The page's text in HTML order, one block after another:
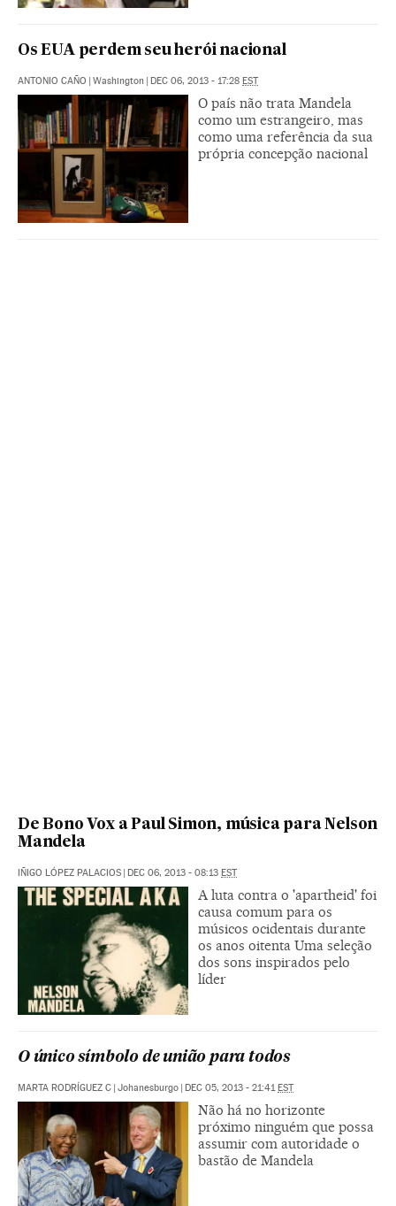
Os EUA perdem seu herói nacional
ANTONIO CAÑO | Washington | DEC 06, 2013 - 17:28 EST
O país não trata Mandela
como um estrangeiro, mas
como uma referência da sua
própria concepção nacional
De Bono Vox a Paul Simon, música para Nelson
Mandela
IÑIGO LÓPEZ PALACIOS | DEC 06, 2013 - 08:13 EST
A luta contra o 'apartheid' foi
causa comum para os
músicos ocidentais durante
os anos oitenta Uma seleção
dos sons inspirados pelo
líder
O único símbolo de união para todos
MARTA RODRÍGUEZ C | Johanesburgo | DEC 05, 2013 - 21:41 EST
Não há no horizonte
próximo ninguém que possa
assumir com autoridade o
bastão de Mandela